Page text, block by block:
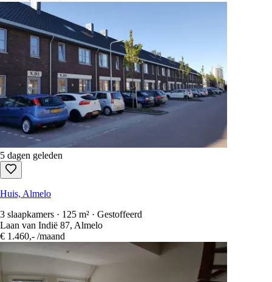
5 dagen geleden
Huis, Almelo
3 slaapkamers · 125 m² · Gestoffeerd
Laan van Indië 87, Almelo
€ 1.460,- /maand